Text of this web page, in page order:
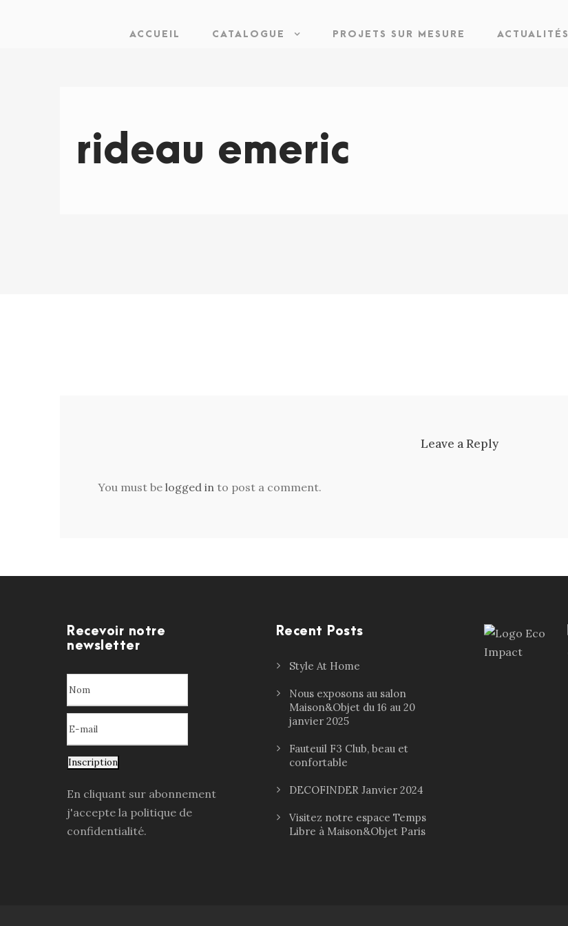
ACCUEIL CATALOGUE PROJETS SUR MESURE ACTUALITÉS
rideau emeric
Leave a Reply
You must be logged in to post a comment.
Recevoir notre
newsletter
Inscription
En cliquant sur abonnement
j'accepte la politique de
confidentialité.
Recent Posts
Style At Home
Nous exposons au salon
Maison&Objet du 16 au 20
janvier 2025
Fauteuil F3 Club, beau et
confortable
DECOFINDER Janvier 2024
Visitez notre espace Temps
Libre à Maison&Objet Paris